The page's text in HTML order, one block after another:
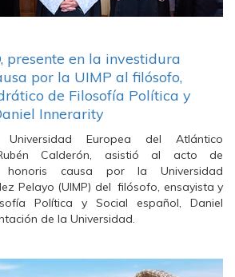
presente en la investidura
por la UIMP al filósofo,
de Filosofía Política y
Innerarity
Europea del Atlántico
Rubén Calderón, asistió al acto de
honoris causa por la Universidad
Pelayo (UIMP) del filósofo, ensayista y
Política y Social español, Daniel
de la Universidad.